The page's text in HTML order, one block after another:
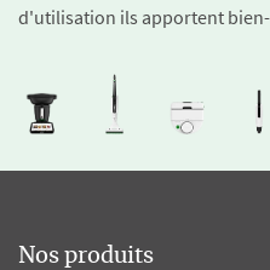
d'utilisation ils apportent
Nos produits